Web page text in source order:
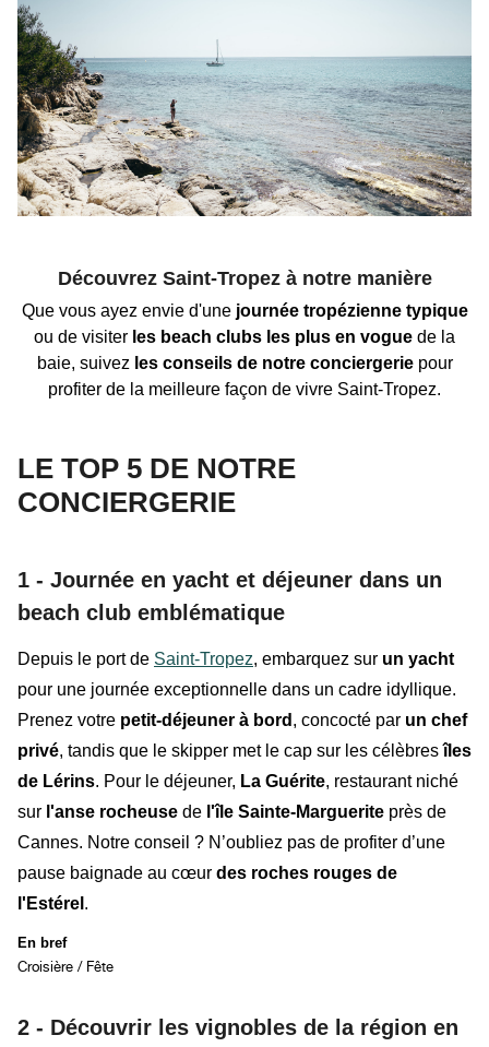
Découvrez Saint-Tropez à notre manière
Que vous ayez envie d'unejournée tropézienne typique
ou de visiter les beach clubs les plus en vogue de la
baie, suivez les conseils de notre conciergeriepour
profiter de la meilleure façon de vivre Saint-Tropez.
LE TOP 5 DE NOTRE
CONCIERGERIE
1 - Journée en yacht et déjeuner dans un
beach club emblématique
Depuis le port de Saint-Tropez, embarquez sur un yacht
pour une journée exceptionnelle dans un cadre idyllique.
Prenez votre petit-déjeuner à bord , concocté par un chef
privé, tandis que le skipper met le cap sur les célèbresîles
de Lérins. Pour le déjeuner, La Guérite, restaurant niché
sur l'anse rocheuse de l'île Sainte-Marguerite près de
Cannes. Notre conseil ? N’oubliez pas de profiter d’une
pause baignade au cœur des roches rouges de
l'Estérel .
En bref
Croisière / Fête
2 - Découvrir les vignobles de la région en